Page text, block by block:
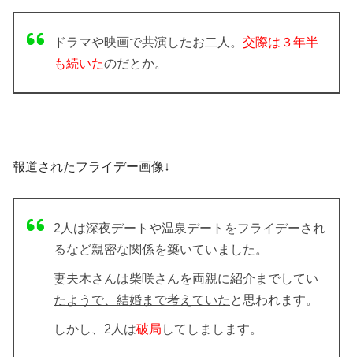
ドラマや映画で共演したお二人。 交際は３年半
も続いたのだとか。
報道されたフライデー画像↓
2人は深夜デートや温泉デートをフライデーされ
るなど親密な関係を築いていました。
妻夫木さんは柴咲さんを両親に紹介までしてい
たようで、 結婚まで考えていた と思われます。
しかし、2人は破局 してしまします。